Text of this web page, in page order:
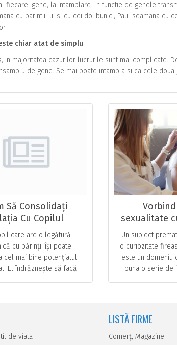
fiecarei gene, la intamplare. In functie de genele
cu parintii lui si cu cei doi bunici, Paul seamana cu
chiar atat de simplu
in majoritatea cazurilor lucrurile sunt mai complicate.
de gene. Se mai poate intampla si ca cele
Să Consolidați
Cu Copilul
care are o legătură
cu părinții își poate
cel mai bine potențialul
El îndrăznește să facă
sexualitate
Un subiect
o curiozitate
este un domeniu
puna o serie de
de viata
LISTĂ FIRME
Comerţ, Magazine